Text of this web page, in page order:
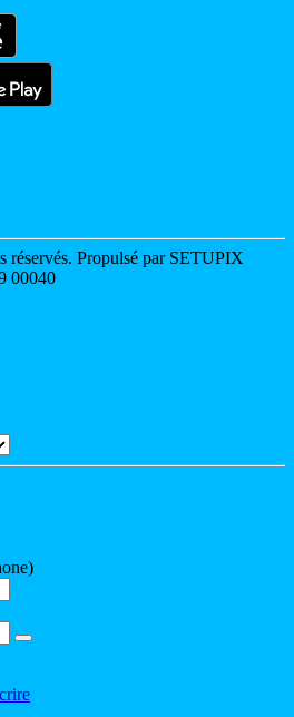
Propulsé par SETUPIX
00040